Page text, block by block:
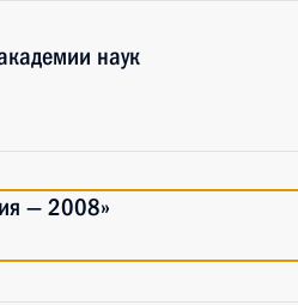
наук
— 2008»